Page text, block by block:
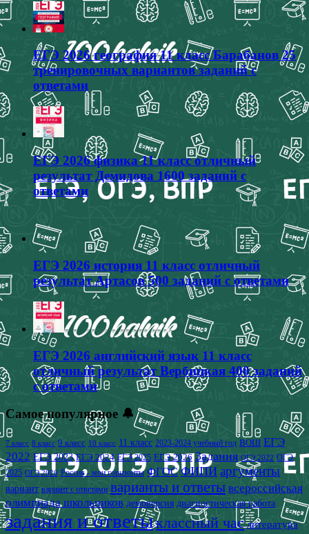
ЕГЭ 2026 география 11 класс Барабанов 25
тренировочных вариантов заданий с
ответами
ЕГЭ 2026 физика 11 класс отличный
результат Демидова 1600 заданий с
ответами
ЕГЭ 2026 история 11 класс отличный
результат Артасов 500 заданий с ответами
ЕГЭ 2026 английский язык 11 класс
отличный результат Вербицкая 400 заданий
с ответами
Самое популярное 🔔
7 класс 8 класс 9 класс 10 класс 11 класс 2023-2024 учебный год ВОШ ЕГЭ
2022 ЕГЭ 2023 ЕГЭ 2024 ЕГЭ 2025 ЕГЭ 2026 Задания ОГЭ 2022 ОГЭ
2025 ОГЭ 2026 Россия - мои горизонты ФГОС ФИПИ аргументы
вариант вариант с ответами варианты и ответы всероссийская
олимпиада школьников демоверсия диагностическая работа
задания и ответыклассный час литература